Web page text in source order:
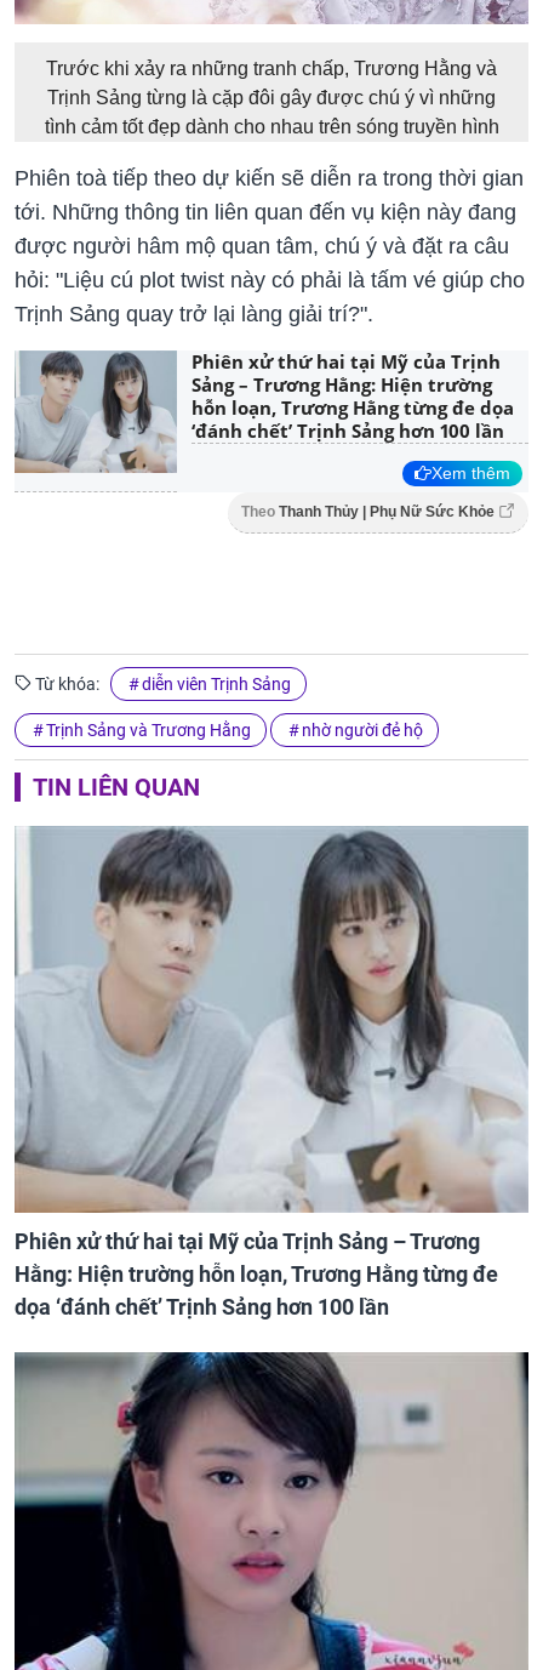
Trước khi xảy ra những tranh chấp, Trương Hằng và
Trịnh Sảng từng là cặp đôi gây được chú ý vì những
tình cảm tốt đẹp dành cho nhau trên sóng truyền hình
Phiên toà tiếp theo dự kiến sẽ diễn ra trong thời gian
tới. Những thông tin liên quan đến vụ kiện này đang
được người hâm mộ quan tâm, chú ý và đặt ra câu
hỏi: "Liệu cú plot twist này có phải là tấm vé giúp cho
Trịnh Sảng quay trở lại làng giải trí?".
Phiên xử thứ hai tại Mỹ của Trịnh
Sảng – Trương Hằng: Hiện trường
hỗn loạn, Trương Hằng từng đe dọa
‘đánh chết’ Trịnh Sảng hơn 100 lần
Xem thêm
Theo Thanh Thủy | Phụ Nữ Sức Khỏe
Từ khóa: diễn viên Trịnh Sảng
Trịnh Sảng và Trương Hằng nhờ người đẻ hộ
TIN LIÊN QUAN
Phiên xử thứ hai tại Mỹ của Trịnh Sảng – Trương
Hằng: Hiện trường hỗn loạn, Trương Hằng từng đe
dọa ‘đánh chết’ Trịnh Sảng hơn 100 lần